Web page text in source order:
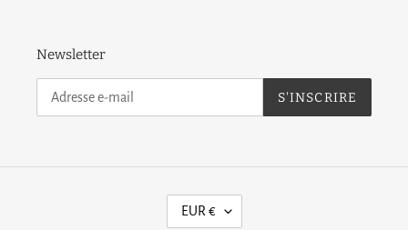
Newsletter
S'INSCRIRE
EUR €